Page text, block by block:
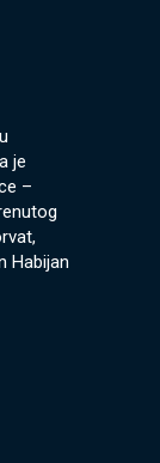
je
–
Habijan